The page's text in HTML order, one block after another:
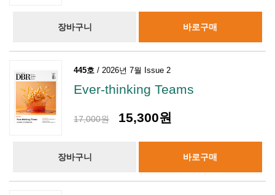
장바구니 바로구매
445호 / 2026년 7월 Issue 2
Ever-thinking Teams
17,000원 15,300원
장바구니 바로구매